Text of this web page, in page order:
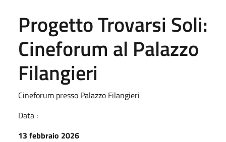
Progetto Trovarsi Soli:
Cineforum al Palazzo
Filangieri
Cineforum presso Palazzo Filangieri
Data :
13 febbraio 2026